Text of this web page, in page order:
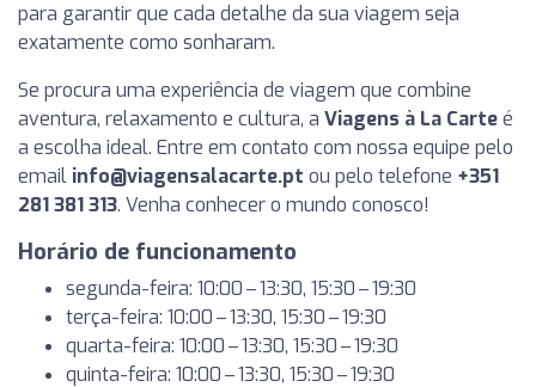
para garantir que cada detalhe da sua viagem seja
exatamente como sonharam.
Se procura uma experiência de viagem que combine
aventura, relaxamento e cultura, a Viagens à La Carteé
a escolha ideal. Entre em contato com nossa equipe pelo
email info@viagensalacarte.pt ou pelo telefone +351
281 381 313. Venha conhecer o mundo conosco!
Horário de funcionamento
segunda-feira: 10:00 – 13:30, 15:30 – 19:30
terça-feira: 10:00 – 13:30, 15:30 – 19:30
quarta-feira: 10:00 – 13:30, 15:30 – 19:30
quinta-feira: 10:00 – 13:30, 15:30 – 19:30